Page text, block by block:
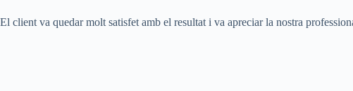
El client va quedar molt satisfet amb el resultat i va apreciar la nostra